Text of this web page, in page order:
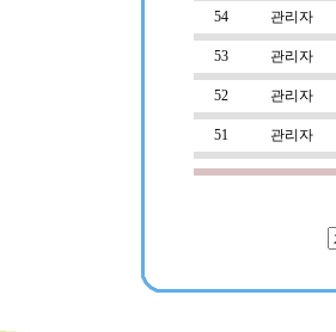
54 관리자
53 관리자
52 관리자
51 관리자